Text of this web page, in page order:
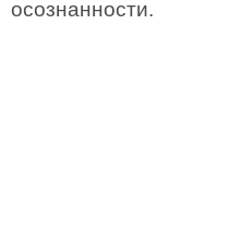
осознанности.